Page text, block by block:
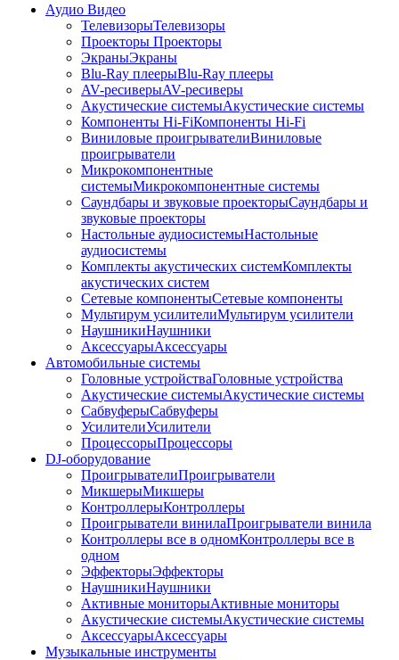
Аудио Видео
ТелевизорыТелевизоры
Проекторы Проекторы
ЭкраныЭкраны
Blu-Ray плеерыBlu-Ray плееры
AV-ресиверыAV-ресиверы
Акустические системыАкустические системы
Компоненты Hi-FiКомпоненты Hi-Fi
Виниловые проигрывателиВиниловые
проигрыватели
Микрокомпонентные
системыМикрокомпонентные системы
Саундбары и звуковые проекторыСаундбары и
звуковые проекторы
Настольные аудиосистемыНастольные
аудиосистемы
Комплекты акустических системКомплекты
акустических систем
Сетевые компонентыСетевые компоненты
Мультирум усилителиМультирум усилители
НаушникиНаушники
АксессуарыАксессуары
Автомобильные системы
Головные устройстваГоловные устройства
Акустические системыАкустические системы
СабвуферыСабвуферы
УсилителиУсилители
ПроцессорыПроцессоры
DJ-оборудование
ПроигрывателиПроигрыватели
МикшерыМикшеры
КонтроллерыКонтроллеры
Проигрыватели винилаПроигрыватели винила
Контроллеры все в одномКонтроллеры все в
одном
ЭффекторыЭффекторы
НаушникиНаушники
Активные мониторыАктивные мониторы
Акустические системыАкустические системы
АксессуарыАксессуары
Музыкальные инструменты